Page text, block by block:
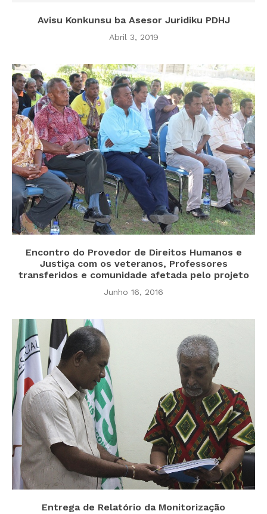
Avisu Konkunsu ba Asesor Juridiku PDHJ
Abril 3, 2019
Encontro do Provedor de Direitos Humanos e
Justiça com os veteranos, Professores
transferidos e comunidade afetada pelo projeto
Junho 16, 2016
Entrega de Relatório da Monitorização